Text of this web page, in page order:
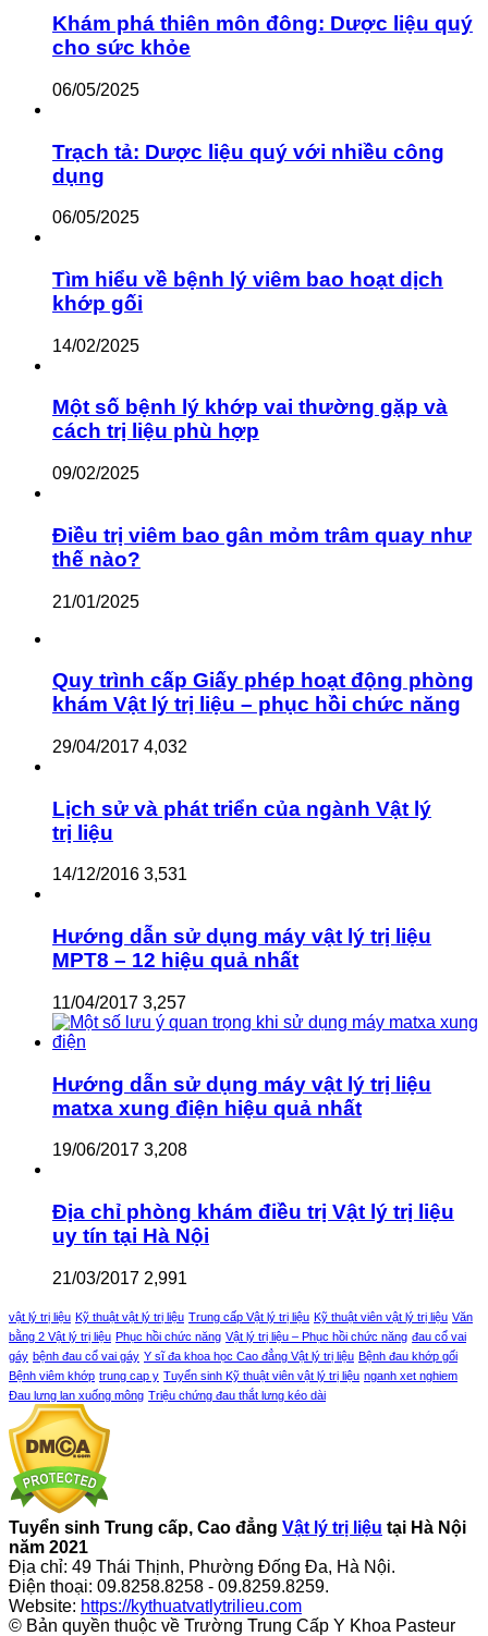
Khám phá thiên môn đông: Dược liệu quý
cho sức khỏe
06/05/2025
Trạch tả: Dược liệu quý với nhiều công
dụng
06/05/2025
Tìm hiểu về bệnh lý viêm bao hoạt dịch
khớp gối
14/02/2025
Một số bệnh lý khớp vai thường gặp và
cách trị liệu phù hợp
09/02/2025
Điều trị viêm bao gân mỏm trâm quay như
thế nào?
21/01/2025
Quy trình cấp Giấy phép hoạt động phòng
khám Vật lý trị liệu – phục hồi chức năng
29/04/2017 4,032
Lịch sử và phát triển của ngành Vật lý
trị liệu
14/12/2016 3,531
Hướng dẫn sử dụng máy vật lý trị liệu
MPT8 – 12 hiệu quả nhất
11/04/2017 3,257
Hướng dẫn sử dụng máy vật lý trị liệu
matxa xung điện hiệu quả nhất
19/06/2017 3,208
Địa chỉ phòng khám điều trị Vật lý trị liệu
uy tín tại Hà Nội
21/03/2017 2,991
vật lý trị liệu Kỹ thuật vật lý trị liệu Trung cấp Vật lý trị liệu Kỹ thuật viên vật lý trị liệu Văn
bằng 2 Vật lý trị liệu Phục hồi chức năng Vật lý trị liệu – Phục hồi chức năng đau cổ vai
gáy bệnh đau cổ vai gáy Y sĩ đa khoa học Cao đẳng Vật lý trị liệu Bệnh đau khớp gối
Bệnh viêm khớp trung cap y Tuyển sinh Kỹ thuật viên vật lý trị liệu nganh xet nghiem
Đau lưng lan xuống mông Triệu chứng đau thắt lưng kéo dài
Tuyển sinh Trung cấp, Cao đẳng Vật lý trị liệu tại Hà Nội
năm 2021
Địa chỉ: 49 Thái Thịnh, Phường Đống Đa, Hà Nội.
Điện thoại: 09.8258.8258 - 09.8259.8259.
Website: https://kythuatvatlytrilieu.com
© Bản quyền thuộc về Trường Trung Cấp Y Khoa Pasteur